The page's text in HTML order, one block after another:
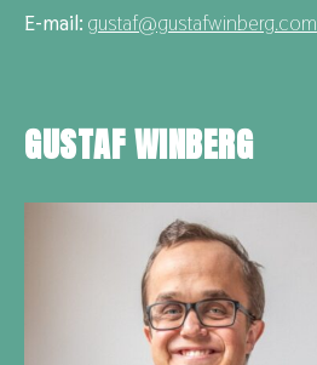
E-mail: gustaf@gustafwinberg.com
GUSTAF WINBERG